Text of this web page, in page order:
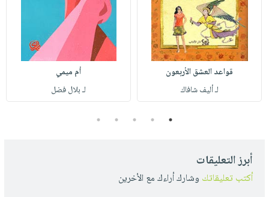
قواعد العشق الأربعون
لـ أليف شافاك
أم ميمي
لـ بلال فضل
1
2
3
4
5
أبرز التعليقات
أكتب تعليقاتك وشارك أراءك مع الأخرين